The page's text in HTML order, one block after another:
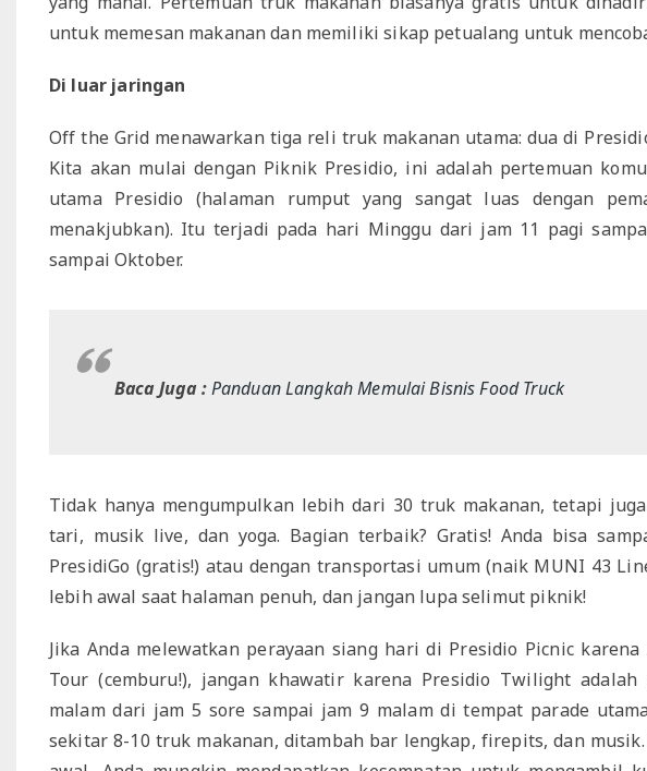
untuk memesan makanan dan memiliki sikap petualang untuk
Di luar jaringan
Off the Grid menawarkan tiga reli truk makanan utama: dua di
Kita akan mulai dengan Piknik Presidio, ini adalah pertemuan
utama Presidio (halaman rumput yang sangat luas dengan
menakjubkan). Itu terjadi pada hari Minggu dari jam 11 pagi
sampai Oktober.
Baca Juga :Panduan Langkah Memulai Bisnis Food Truck
Tidak hanya mengumpulkan lebih dari 30 truk makanan, tetapi
tari, musik live, dan yoga. Bagian terbaik? Gratis! Anda bisa
PresidiGo (gratis!) atau dengan transportasi umum (naik MUNI 43
lebih awal saat halaman penuh, dan jangan lupa selimut piknik!
Jika Anda melewatkan perayaan siang hari di Presidio Picnic
Tour (cemburu!), jangan khawatir karena Presidio Twilight
malam dari jam 5 sore sampai jam 9 malam di tempat parade
sekitar 8-10 truk makanan, ditambah bar lengkap, firepits, dan musik.